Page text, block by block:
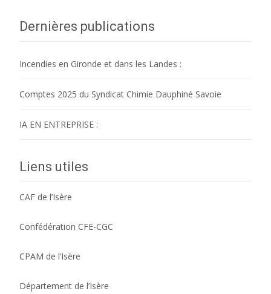
Dernières publications
Incendies en Gironde et dans les Landes :
Comptes 2025 du Syndicat Chimie Dauphiné Savoie
IA EN ENTREPRISE :
Liens utiles
CAF de l’Isère
Confédération CFE-CGC
CPAM de l’Isère
Département de l’Isère